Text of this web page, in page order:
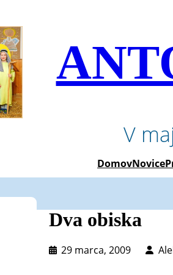
V
DomovNovice
Dva obiska
29 marca, 2009